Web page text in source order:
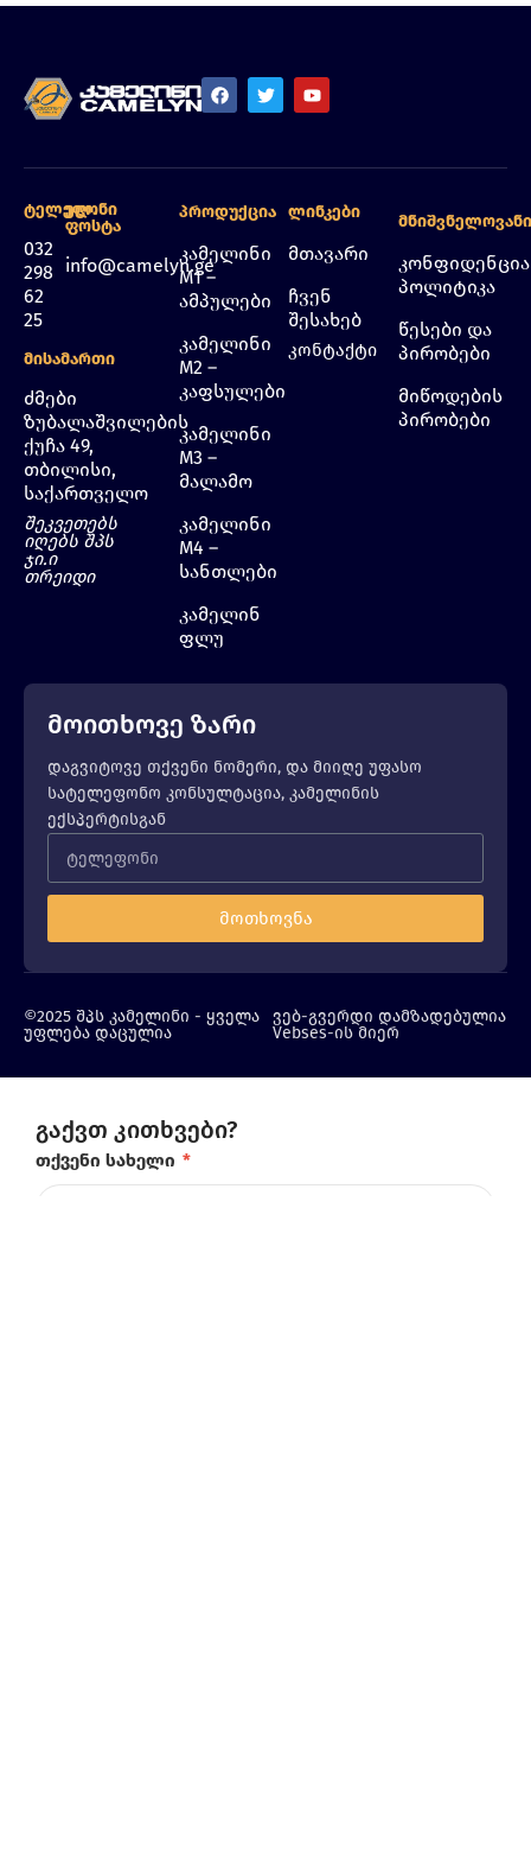
Ტელეფონი
032
298
62
25
Ელ.
Ფოსტა
info@camelyn.ge
Მისამართი
ძმები
ზუბალაშვილების
ქუჩა 49,
თბილისი,
საქართველო
შეკვეთებს
იღებს შპს
ჯი.ი
თრეიდი
Პროდუქცია
კამელინი
M1 –
ამპულები
კამელინი
M2 –
კაფსულები
კამელინი
M3 –
მალამო
კამელინი
M4 –
სანთლები
კამელინ
ფლუ
Ლინკები
მთავარი
ჩვენ
შესახებ
კონტაქტი
Მნიშვნელოვანი
პოლიტიკა
წესები და
პირობები
მიწოდების
პირობები
მოითხოვე ზარი
დაგვიტოვე თქვენი ნომერი, და მიიღე უფასო
სატელეფონო კონსულტაცია, კამელინის
ექსპერტისგან
მოთხოვნა
©2025 შპს კამელინი - ყველა
უფლება დაცულია
ვებ-გვერდი დამზადებულია
Vebses-ის მიერ
გაქვთ კითხვები?
თქვენი სახელი *